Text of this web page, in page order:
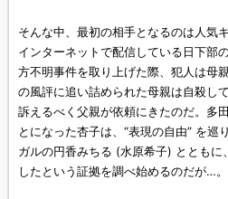
そんな中、最初の相手となるのは人気
インターネットで配信している日下部
方不明事件を取り上げた際、犯人は母
の風評に追い詰められた母親は自殺し
訴えるべく父親が依頼にきたのだ。多
とになった杏子は、“表現の自由” を巡
ガルの円香みちる (水原希子) ととも
したという証拠を調べ始めるのだが…。